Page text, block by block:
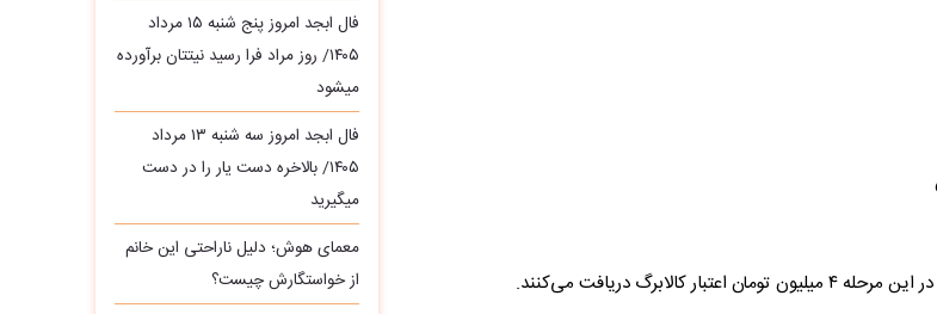
کالابرگ دریافت می‌کنند.
فال ابجد امروز پنج شنبه ۱۵ مرداد
۱۴۰۵/ روز مراد فرا رسید نیتتان برآورده
میشود
فال ابجد امروز سه‌ شنبه ۱۳ مرداد
۱۴۰۵/ بالاخره دست یار را در دست
میگیرید
معمای هوش؛ دلیل ناراحتی این خانم
از خواستگارش چیست؟